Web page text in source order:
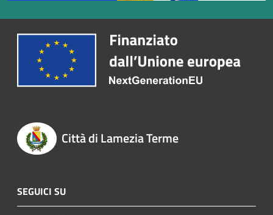
Città di Lamezia Terme
SEGUICI SU